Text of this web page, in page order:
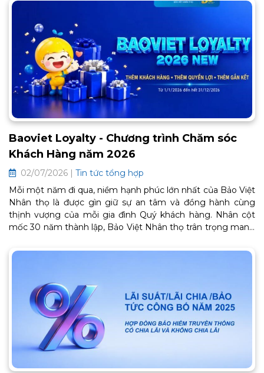
Baoviet Loyalty - Chương trình Chăm sóc
Khách Hàng năm 2026
02/07/2026 |
Tin tức tổng hợp
Mỗi một năm đi qua, niềm hạnh phúc lớn nhất của Bảo Việt
Nhân thọ là được gìn giữ sự an tâm và đồng hành cùng
thịnh vượng của mỗi gia đình Quý khách hàng. Nhân cột
mốc 30 năm thành lập, Bảo Việt Nhân thọ trân trọng mang
Loyalty 2026. Đây là lời cảm ơn chân thành từ trái tim, tiếp